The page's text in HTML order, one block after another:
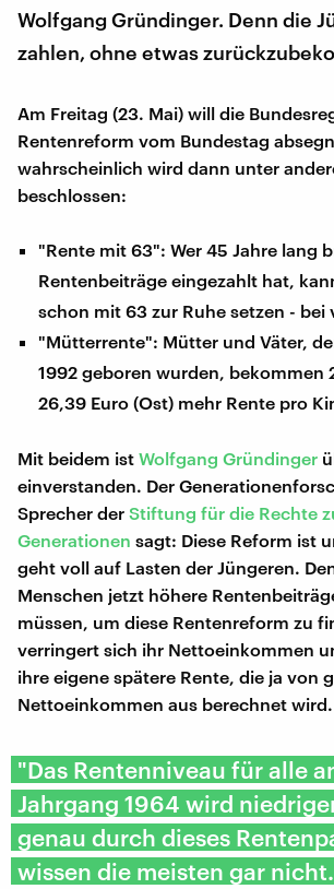
Wolfgang Gründinger. Denn die
zahlen, ohne etwas
Am Freitag (23. Mai) will die
Rentenreform vom Bundestag
wahrscheinlich wird dann unter
beschlossen:
"Rente mit 63": Wer 45 Jahre lang
Rentenbeiträge eingezahlt hat,
schon mit 63 zur Ruhe setzen - bei
"Mütterrente": Mütter und Väter,
1992 geboren wurden, bekommen
26,39 Euro (Ost) mehr Rente pro
Mit beidem ist Wolfgang Gründinger
einverstanden. Der
Sprecher der Stiftung für die Rechte
Generationen sagt: Diese Reform ist
geht voll auf Lasten der Jüngeren.
Menschen jetzt höhere
müssen, um diese Rentenreform zu
verringert sich ihr Nettoeinkommen
ihre eigene spätere Rente, die ja von
Nettoeinkommen aus berechnet wird.
"Das Rentenniveau für alle
Jahrgang 1964 wird
genau durch dieses
wissen die meisten gar